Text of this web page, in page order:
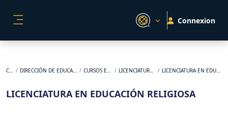
Connexion
Cours DIRECCIÓN DE EDUCACIÓN E-LEARNING CURSOS EN REVISIÓN LICENCIATURAS VIRTUALES LICENCIATURA EN EDUCACIÓN RELIGIOSA
LICENCIATURA EN EDUCACIÓN RELIGIOSA